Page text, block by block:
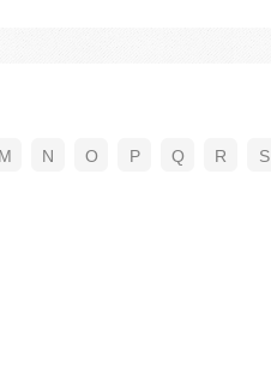
M N O P Q R S